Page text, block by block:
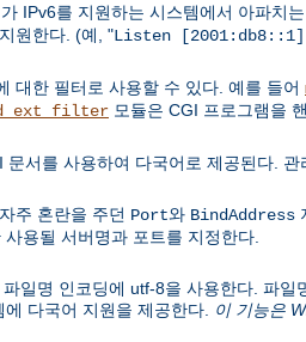
IPv6를 지원하는 시스템에서 아파치
원한다. (예, "Listen
대한 필터로 사용할 수 있다. 예를 들어
모듈은 CGI 프로그램을
서를 사용하여 다국어로 제공된다.
주 혼란을 주던 Port와 BindAddress
용될 서버명과 포트를 지정한다.
일명 인코딩에 utf-8을 사용한다. 파
다국어 지원을 제공한다.
이 기능은